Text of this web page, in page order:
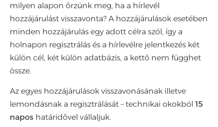
milyen alapon őrzünk meg, ha a hírlevél
hozzájárulást visszavonta? A hozzájárulások esetében
minden hozzájárulás egy adott célra szól, így a
holnapon regisztrálás és a hírlevélre jelentkezés két
külön cél, két külön adatbázis, a kettő nem függhet
össze.
Az egyes hozzájárulások visszavonásának illetve
lemondásnak a regisztrálását – technikai okokból 15
napos határidővel vállaljuk.